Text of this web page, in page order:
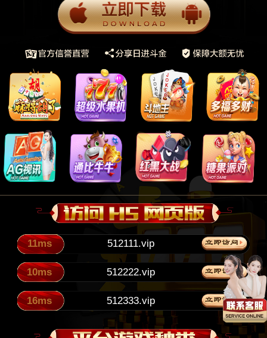
11ms 512111.vip
10ms 512222.vip
16ms 512333.vip